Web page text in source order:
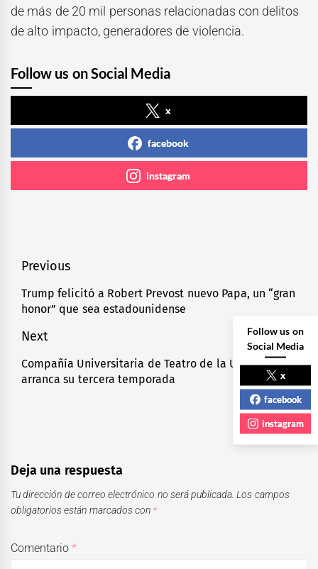
de más de 20 mil personas relacionadas con delitos
de alto impacto, generadores de violencia.
Follow us on Social Media
x
facebook
instagram
Navegación
de
entradas
Previous
Previous
post:
Trump felicitó a Robert Prevost nuevo Papa, un “gran
honor” que sea estadounidense
Next
Next
post:
Compañía Universitaria de Teatro de la UAEMéx
arranca su tercera temporada
Deja una respuesta
Tu dirección de correo electrónico no será publicada. Los campos
obligatorios están marcados con *
Comentario*
Follow us on
Social Media
x
facebook
instagram